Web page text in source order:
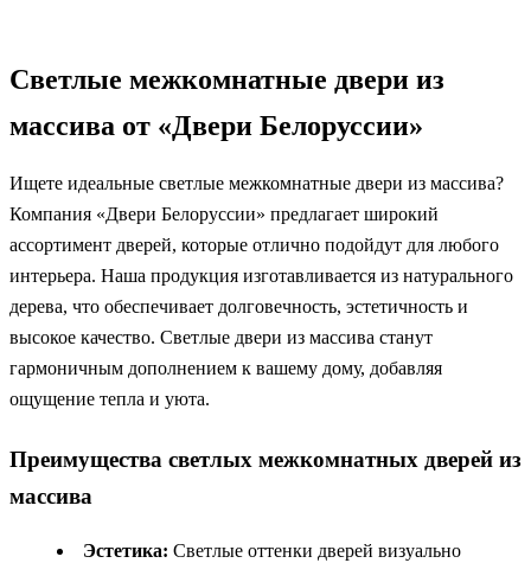
Светлые межкомнатные двери из
массива от «Двери Белоруссии»
Ищете идеальные светлые межкомнатные двери из массива?
Компания «Двери Белоруссии» предлагает широкий
ассортимент дверей, которые отлично подойдут для любого
интерьера. Наша продукция изготавливается из натурального
дерева, что обеспечивает долговечность, эстетичность и
высокое качество. Светлые двери из массива станут
гармоничным дополнением к вашему дому, добавляя
ощущение тепла и уюта.
Преимущества светлых межкомнатных дверей из
массива
Эстетика: Светлые оттенки дверей визуально